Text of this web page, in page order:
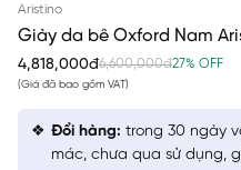
Aristino
Giày da bê Oxford Nam
4,818,000đ6,600,000đ27% OFF
(Giá đã bao gồm VAT)
Đổi hàng: trong 30 ngày
mác, chưa qua sử dụng,